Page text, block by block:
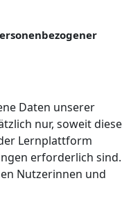
Daten unserer
nur, soweit diese
Lernplattform
erforderlich sind.
Nutzerinnen und